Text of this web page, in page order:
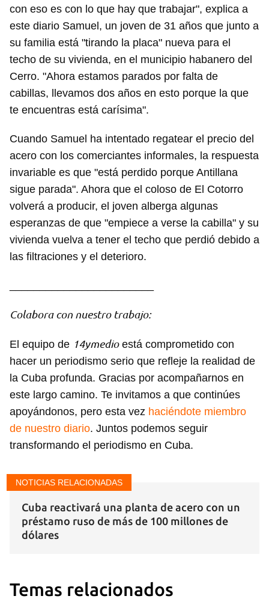
con eso es con lo que hay que trabajar", explica a
este diario Samuel, un joven de 31 años que junto a
su familia está "tirando la placa" nueva para el
techo de su vivienda, en el municipio habanero del
Cerro. "Ahora estamos parados por falta de
cabillas, llevamos dos años en esto porque la que
te encuentras está carísima".
Cuando Samuel ha intentado regatear el precio del
acero con los comerciantes informales, la respuesta
invariable es que "está perdido porque Antillana
sigue parada". Ahora que el coloso de El Cotorro
volverá a producir, el joven alberga algunas
esperanzas de que "empiece a verse la cabilla" y su
vivienda vuelva a tener el techo que perdió debido a
las filtraciones y el deterioro.
Colabora con nuestro trabajo:
El equipo de 14ymedioestá comprometido con
hacer un periodismo serio que refleje la realidad de
la Cuba profunda. Gracias por acompañarnos en
este largo camino. Te invitamos a que continúes
apoyándonos, pero esta vez haciéndote miembro
de nuestro diario. Juntos podemos seguir
transformando el periodismo en Cuba.
NOTICIAS RELACIONADAS
Cuba reactivará una planta de acero con un
préstamo ruso de más de 100 millones de
dólares
Temas relacionados